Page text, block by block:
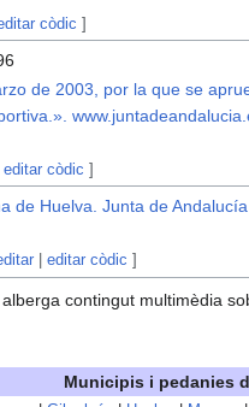
còdic ]
de 2003, por la que se
editar còdic ]
de Huelva. Junta de Andalucía
|editar còdic ]
alberga contingut multimèdia
Municipis i pedanies